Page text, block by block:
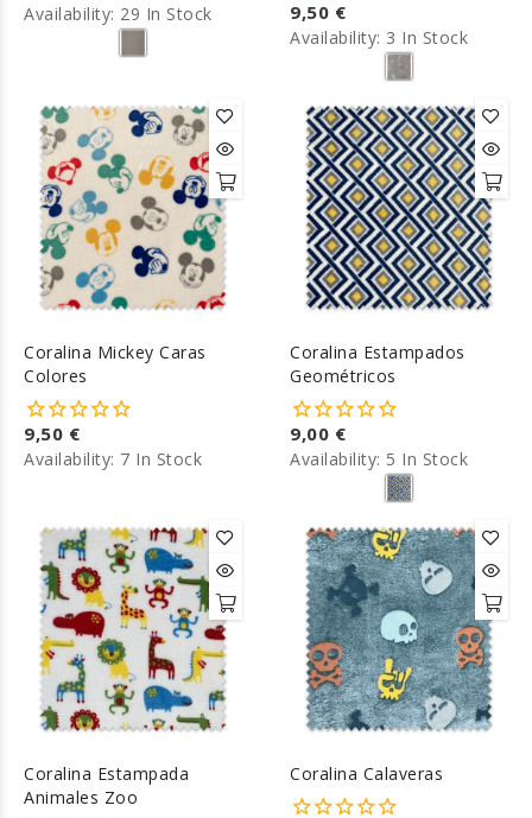
Availability: 29 In Stock 9,50 €
Availability: 3 In Stock
Coralina Mickey Caras
Colores
9,50 €
Availability: 7 In Stock
Coralina Estampados
Geométricos
9,00 €
Availability: 5 In Stock
Coralina Estampada
Animales Zoo
Coralina Calaveras